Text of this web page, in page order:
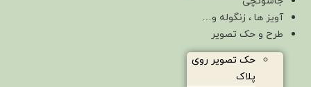
آویز ها ، زنگوله و…
طرح و حک تصویر
حک تصویر روی
پلاک